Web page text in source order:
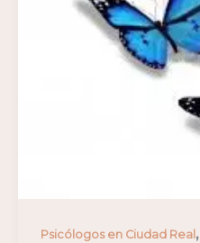
Psicólogos en Ciudad Real,